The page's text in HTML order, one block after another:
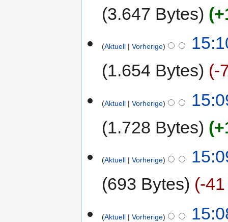
3.647 Bytes
Aktuell Vorherige
1.654 Bytes
-
Aktuell Vorherige
1.728 Bytes
Aktuell Vorherige
693 Bytes
-
Aktuell Vorherige